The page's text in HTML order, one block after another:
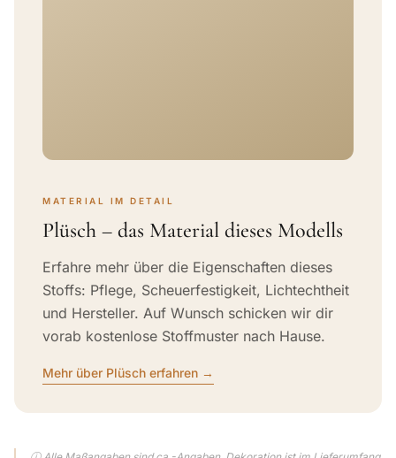
MATERIAL IM DETAIL
Plüsch – das Material dieses Modells
Erfahre mehr über die Eigenschaften dieses
Stoffs: Pflege, Scheuerfestigkeit, Lichtechtheit
und Hersteller. Auf Wunsch schicken wir dir
vorab kostenlose Stoffmuster nach Hause.
Mehr über Plüsch erfahren →